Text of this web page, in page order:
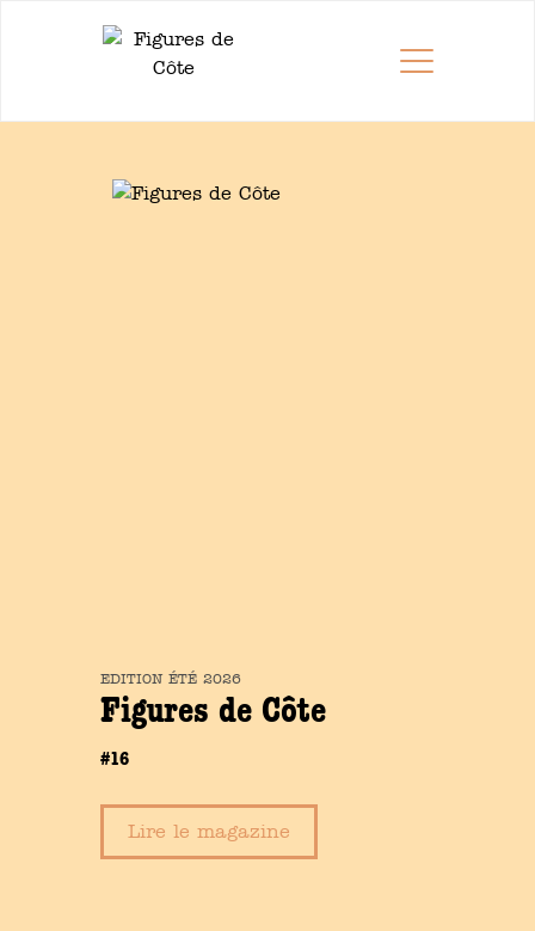
EDITION ÉTÉ 2026
Figures de Côte
#16
Lire le magazine